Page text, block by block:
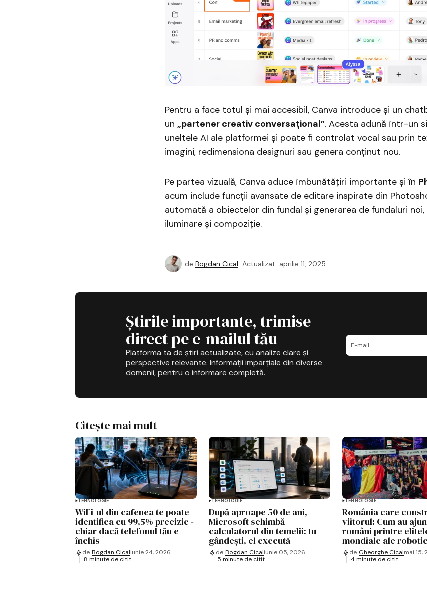
Pentru a face totul și mai accesibil, Canva introduce și un
un „partener creativ conversațional”. Acesta adună într-un
uneltele AI ale platformei și poate fi controlat vocal sau prin
imagini, redimensiona designuri sau genera conținut nou.
Pe partea vizuală, Canva aduce îmbunătățiri importante și în
acum include funcții avansate de editare inspirate din
automată a obiectelor din fundal și generarea de fundaluri
iluminare și compoziție.
de Bogdan Cical Actualizat aprilie 11, 2025
Știrile importante, trimise
direct pe e-mailul tău
Platforma ta de știri actualizate, cu analize clare și
perspective relevante. Informații imparțiale din diverse
domenii, pentru o informare completă.
Citește mai mult
TEHNOLOGIE
WiFi-ul din cafenea te poate
identifica cu 99,5% precizie -
chiar dacă telefonul tău e
închis
de Bogdan Cicaliunie 24, 2026
8 minute de citit
TEHNOLOGIE
După aproape 50 de ani,
Microsoft schimbă
calculatorul din temelii: tu
gândești, el execută
de Bogdan Cicaliunie 05, 2026
5 minute de citit
TEHNOLOGIE
România care
viitorul: Cum au
români printre
mondiale ale
de Gheorghe Cicalmai 15,
4 minute de citit